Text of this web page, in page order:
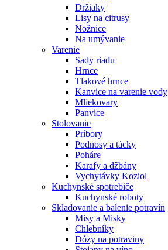
Držiaky
Lisy na citrusy
Nožnice
Na umývanie
Varenie
Sady riadu
Hrnce
Tlakové hrnce
Kanvice na varenie vody
Mliekovary
Panvice
Stolovanie
Príbory
Podnosy a tácky
Poháre
Karafy a džbány
Vychytávky Koziol
Kuchynské spotrebiče
Kuchynské roboty
Skladovanie a balenie potravín
Misy a Misky
Chlebníky
Dózy na potraviny